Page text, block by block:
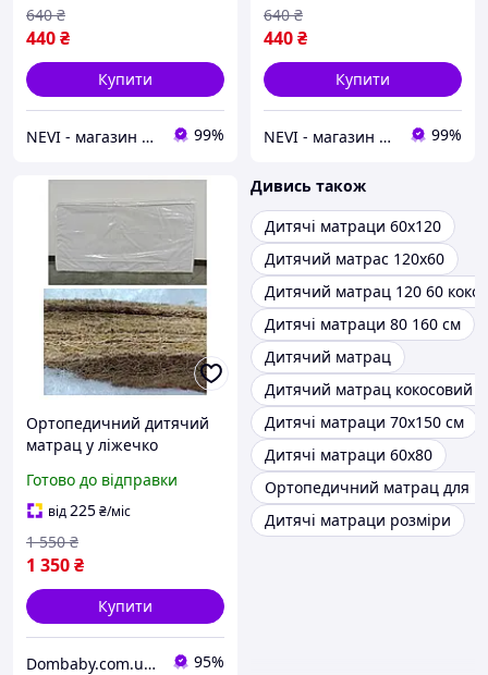
440₴
640 ₴
Купити
NEVI - магазин дитячих товарів 99%
440₴
640 ₴
Купити
NEVI - магазин дитячих товарів 99%
Ортопедичний дитячий
матрац у ліжечко
Готово до відправки
від225₴/міс
1 350₴
1 550 ₴
Купити
Dombaby.com.ua - інтернет магазин дитячих товарів 95%
Дивись також
Дитячі матраци 60х120
Дитячий матрас 120х60
Дитячий матрац 120 60
Дитячі матраци 80 160 см
Дитячий матрац
Дитячий матрац кокосовий в
Дитячі матраци 70х150 см
Дитячі матраци 60х80
Ортопедичний матрац для
Дитячі матраци розміри